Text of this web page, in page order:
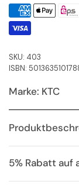
SKU: 403
ISBN:
Marke: KTC
5% Rabatt auf